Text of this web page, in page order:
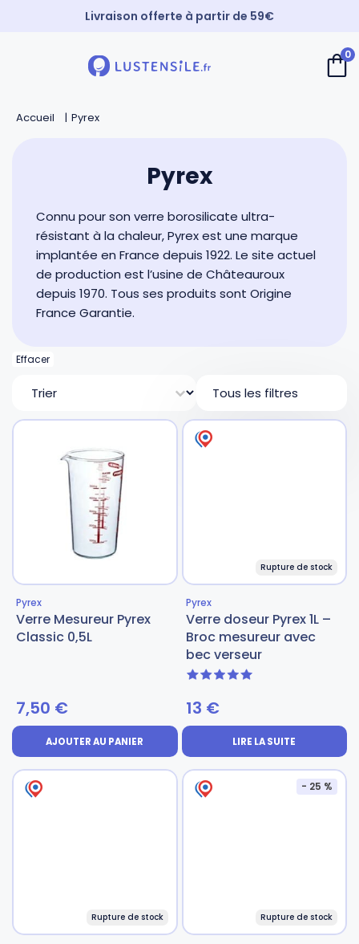
Livraison offerte à partir de 59€
Fouets
Pinces et piques
Écumoires
Baguettes
Pinceaux
Rouleaux
Couteaux Santoku
Couteaux bec d’oiseau
Couteaux à huîtres
Couteaux à pain
Couteaux filet de sole
Éplucheurs et zesteurs
Couteaux de poche
Poêles
Sauteuses
Moules
Cercles à tarte
Couvercles
Roger Orfèvre
Tournabois
Opinel
SIF Unis
0
Accueil Pyrex
Pyrex
Connu pour son verre borosilicate ultra-
résistant à la chaleur, Pyrex est une marque
implantée en France depuis 1922. Le site actuel
de production est l’usine de Châteauroux
depuis 1970. Tous ses produits sont Origine
France Garantie.
Effacer
Tous les filtres
Pyrex
Verre Mesureur Pyrex
Classic 0,5L
7,50 €
AJOUTER AU PANIER
Rupture de stock
Pyrex
Verre doseur Pyrex 1L –
Broc mesureur avec
bec verseur
5 sur 5
13 €
LIRE LA SUITE
Rupture de stock
- 25 %
Rupture de stock